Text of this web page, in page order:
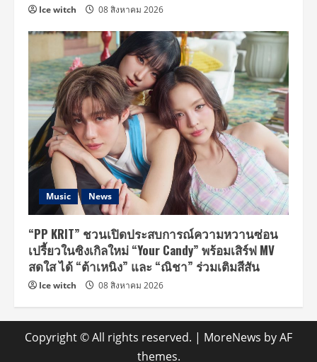
Ice witch 08 สิงหาคม 2026
Music News
“PP KRIT” ชวนเปิดประสบการณ์ความหวานซ่อน
เปรี้ยวในซิงเกิลใหม่ “Your Candy” พร้อมเสิร์ฟ MV
สดใส ได้ “ต้าเหนิง” และ “ณิชา” ร่วมเติมสีสัน
Ice witch 08 สิงหาคม 2026
Copyright © All rights reserved. | MoreNews by AF
themes.